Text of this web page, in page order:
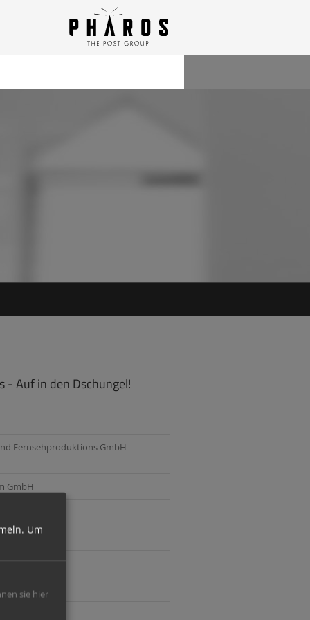
- Auf in den Dschungel!
Fernsehproduktions GmbH
GmbH
Um
sie hier